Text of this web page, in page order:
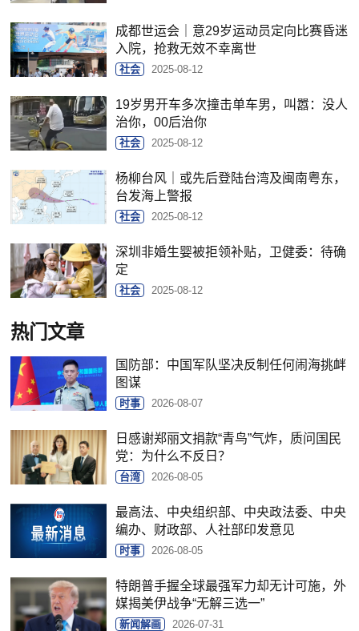
成都世运会｜意29岁运动员定向比赛昏迷
入院，抢救无效不幸离世
社会 2025-08-12
19岁男开车多次撞击单车男，叫嚣：没人
治你，00后治你
社会 2025-08-12
杨柳台风｜或先后登陆台湾及闽南粤东，
台发海上警报
社会 2025-08-12
深圳非婚生婴被拒领补贴，卫健委：待确
定
社会 2025-08-12
热门文章
国防部：中国军队坚决反制任何闹海挑衅
图谋
时事 2026-08-07
日感谢郑丽文捐款“青鸟”气炸，质问国民
党：为什么不反日？
台湾 2026-08-05
最高法、中央组织部、中央政法委、中央
编办、财政部、人社部印发意见
时事 2026-08-05
特朗普手握全球最强军力却无计可施，外
媒揭美伊战争“无解三选一”
新闻解画 2026-07-31